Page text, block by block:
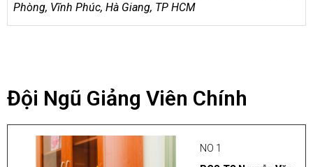
Phòng, Vĩnh Phúc, Hà Giang, TP HCM
Đội Ngũ Giảng Viên Chính
NO 1